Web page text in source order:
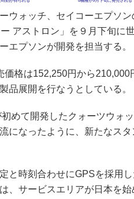
ウォッチ、セイコーエプソン
アストロン」を９月下旬に
エプソンが開発を担当する。
格は152,250円から210,000
品展開を行なうとしている。
めて開発したクォーツウォ
になったように、新たなスタ
と時刻合わせにGPSを採用
、サービスエリアが日本を始